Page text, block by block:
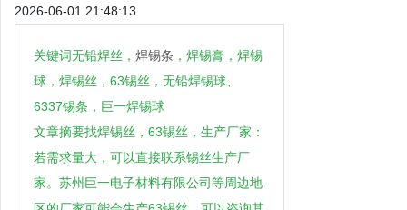
2026-06-01 21:48:13
关键词无铅焊丝， 焊锡条 ，焊锡膏，焊锡
球，焊锡丝，63锡丝，无铅焊锡球、
6337锡条，巨一焊锡球
文章摘要找焊锡丝，63锡丝，生产厂家：
若需求量大，可以直接联系锡丝生产厂
家。苏州巨一电子材料有限公司等周边地